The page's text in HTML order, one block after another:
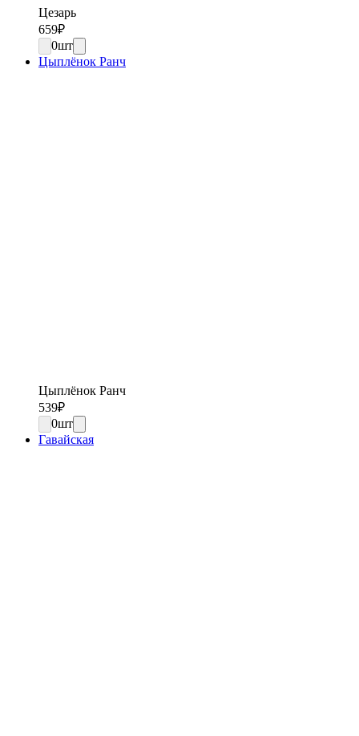
Цезарь
659₽
0шт
Цыплёнок Ранч
Цыплёнок Ранч
539₽
0шт
Гавайская